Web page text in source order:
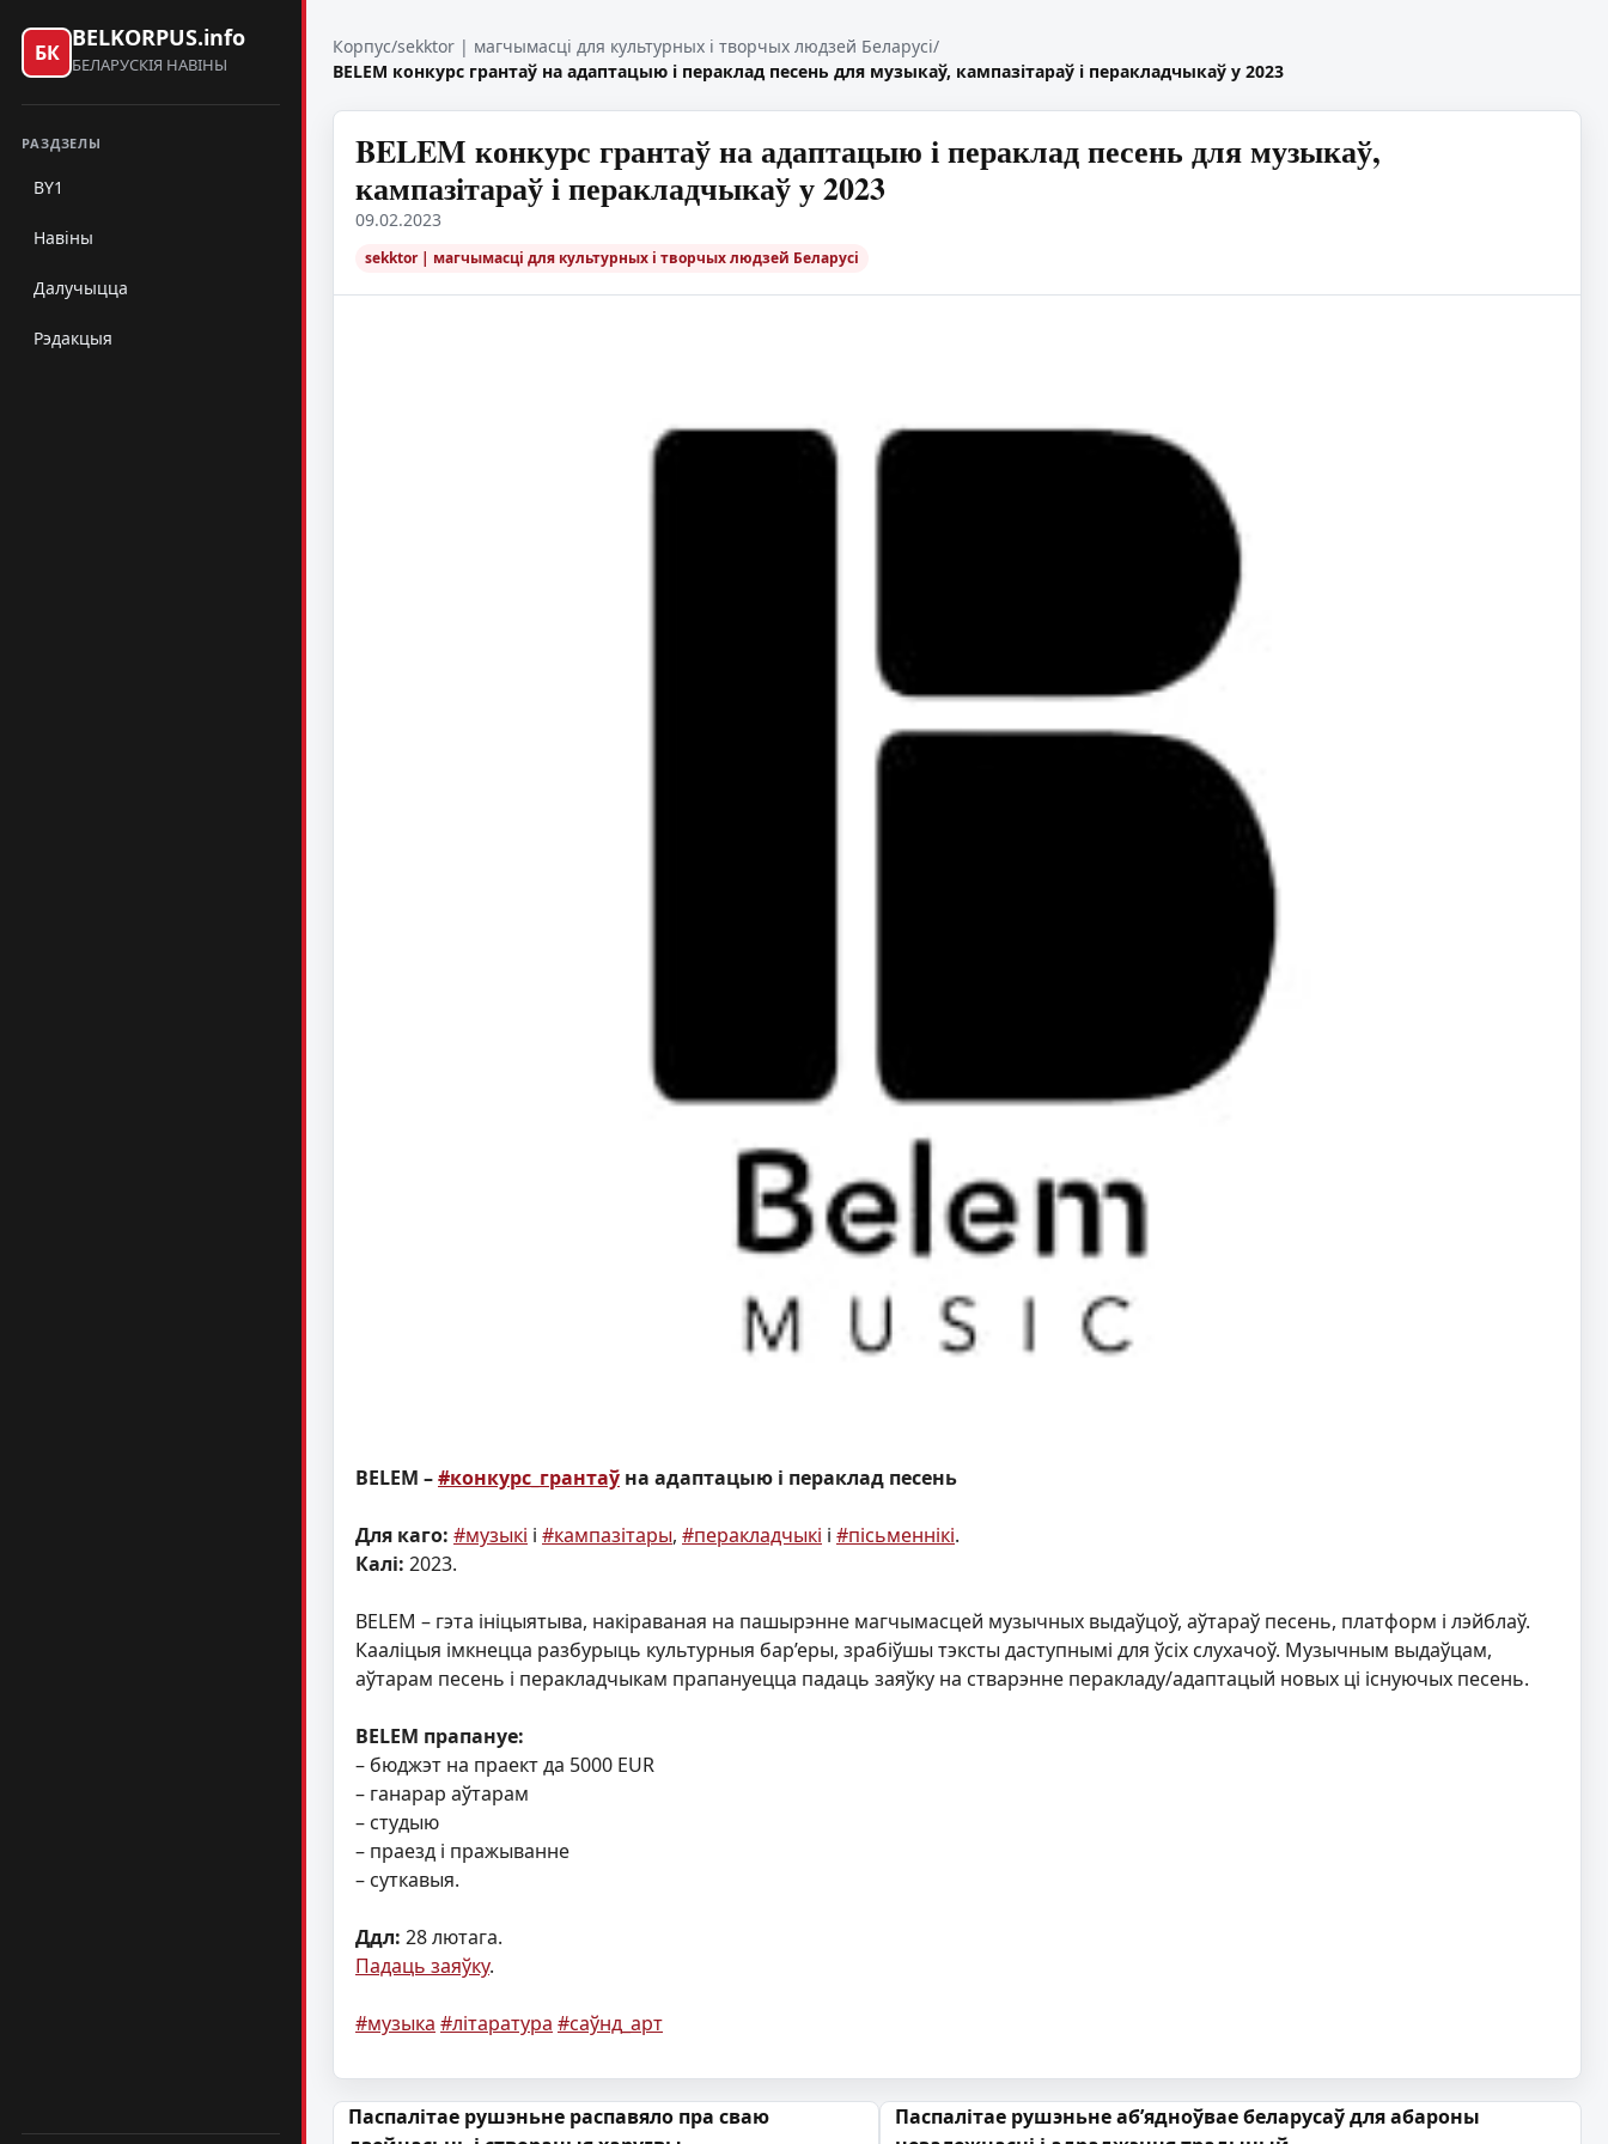
БК
BELKORPUS.info
БЕЛАРУСКІЯ НАВІНЫ
РАЗДЗЕЛЫ
BY1
Навіны
Далучыцца
Рэдакцыя
Корпус/sekktor | магчымасці для культурных і творчых людзей Беларусі/
BELEM конкурс грантаў на адаптацыю і пераклад песень для музыкаў, кампазітараў і перакладчыкаў у 2023
BELEM конкурс грантаў на адаптацыю і пераклад песень для музыкаў,
кампазітараў і перакладчыкаў у 2023
09.02.2023
sekktor | магчымасці для культурных і творчых людзей Беларусі
BELEM –#конкурс_грантаў на адаптацыю і пераклад песень
Для каго: #музыкі і #кампазітары, #перакладчыкі і #пісьменнікі.
Калі: 2023.
BELEM – гэта ініцыятыва, накіраваная на пашырэнне магчымасцей музычных выдаўцоў, аўтараў песень, платформ і лэйблаў.
Кааліцыя імкнецца разбурыць культурныя бар’еры, зрабіўшы тэксты даступнымі для ўсіх слухачоў. Музычным выдаўцам,
аўтарам песень і перакладчыкам прапануецца падаць заяўку на стварэнне перакладу/адаптацый новых ці існуючых песень.
BELEM прапануе:
– бюджэт на праект да 5000 EUR
– ганарар аўтарам
– студыю
– праезд і пражыванне
– суткавыя.
Ддл: 28 лютага.
Падаць заяўку.
#музыка #літаратура #саўнд_арт
Навігацыя па запісах
Паспалітае рушэньне распавяло пра сваю
Паспалітае рушэньне аб’ядноўвае беларусаў для абароны